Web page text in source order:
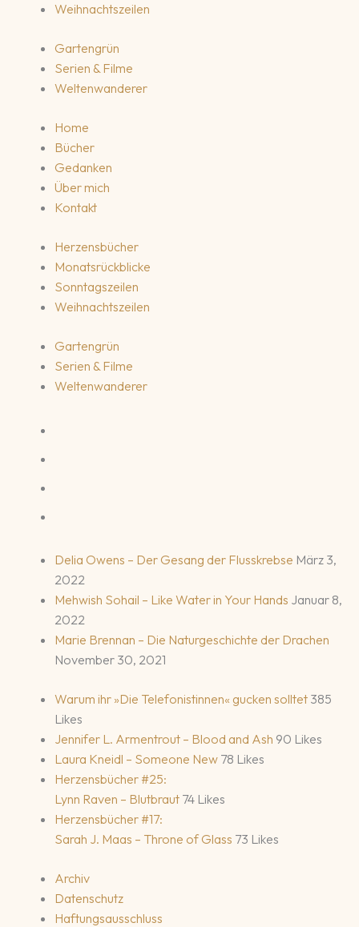
Weihnachtszeilen
Gartengrün
Serien & Filme
Weltenwanderer
Home
Bücher
Gedanken
Über mich
Kontakt
Herzensbücher
Monatsrückblicke
Sonntagszeilen
Weihnachtszeilen
Gartengrün
Serien & Filme
Weltenwanderer
Delia Owens – Der Gesang der Flusskrebse März 3,
2022
Mehwish Sohail – Like Water in Your Hands Januar 8,
2022
Marie Brennan – Die Naturgeschichte der Drachen
November 30, 2021
Warum ihr »Die Telefonistinnen« gucken solltet 385
Likes
Jennifer L. Armentrout – Blood and Ash 90 Likes
Laura Kneidl – Someone New 78 Likes
Herzensbücher #25:
Lynn Raven – Blutbraut 74 Likes
Herzensbücher #17:
Sarah J. Maas – Throne of Glass 73 Likes
Archiv
Datenschutz
Haftungsausschluss